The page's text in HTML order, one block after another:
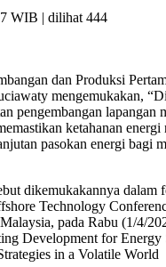
WIB | dilihat 444
dan Produksi
mengemukakan,
pengembangan lapangan
ketahanan energi
pasokan energi bagi
dikemukakannya dalam
Technology
pada Rabu (1/4/
Development for Energy
in a Volatile World